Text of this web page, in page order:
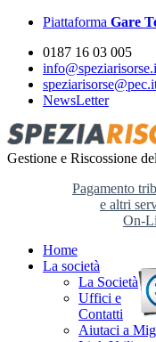
Piattaforma Gare
0187 16 03 005
NewsLetter
Gestione e Riscossione
Pagamento
e altri
On-
Home
La società
La Società
Uffici e
Contatti
Aiutaci a